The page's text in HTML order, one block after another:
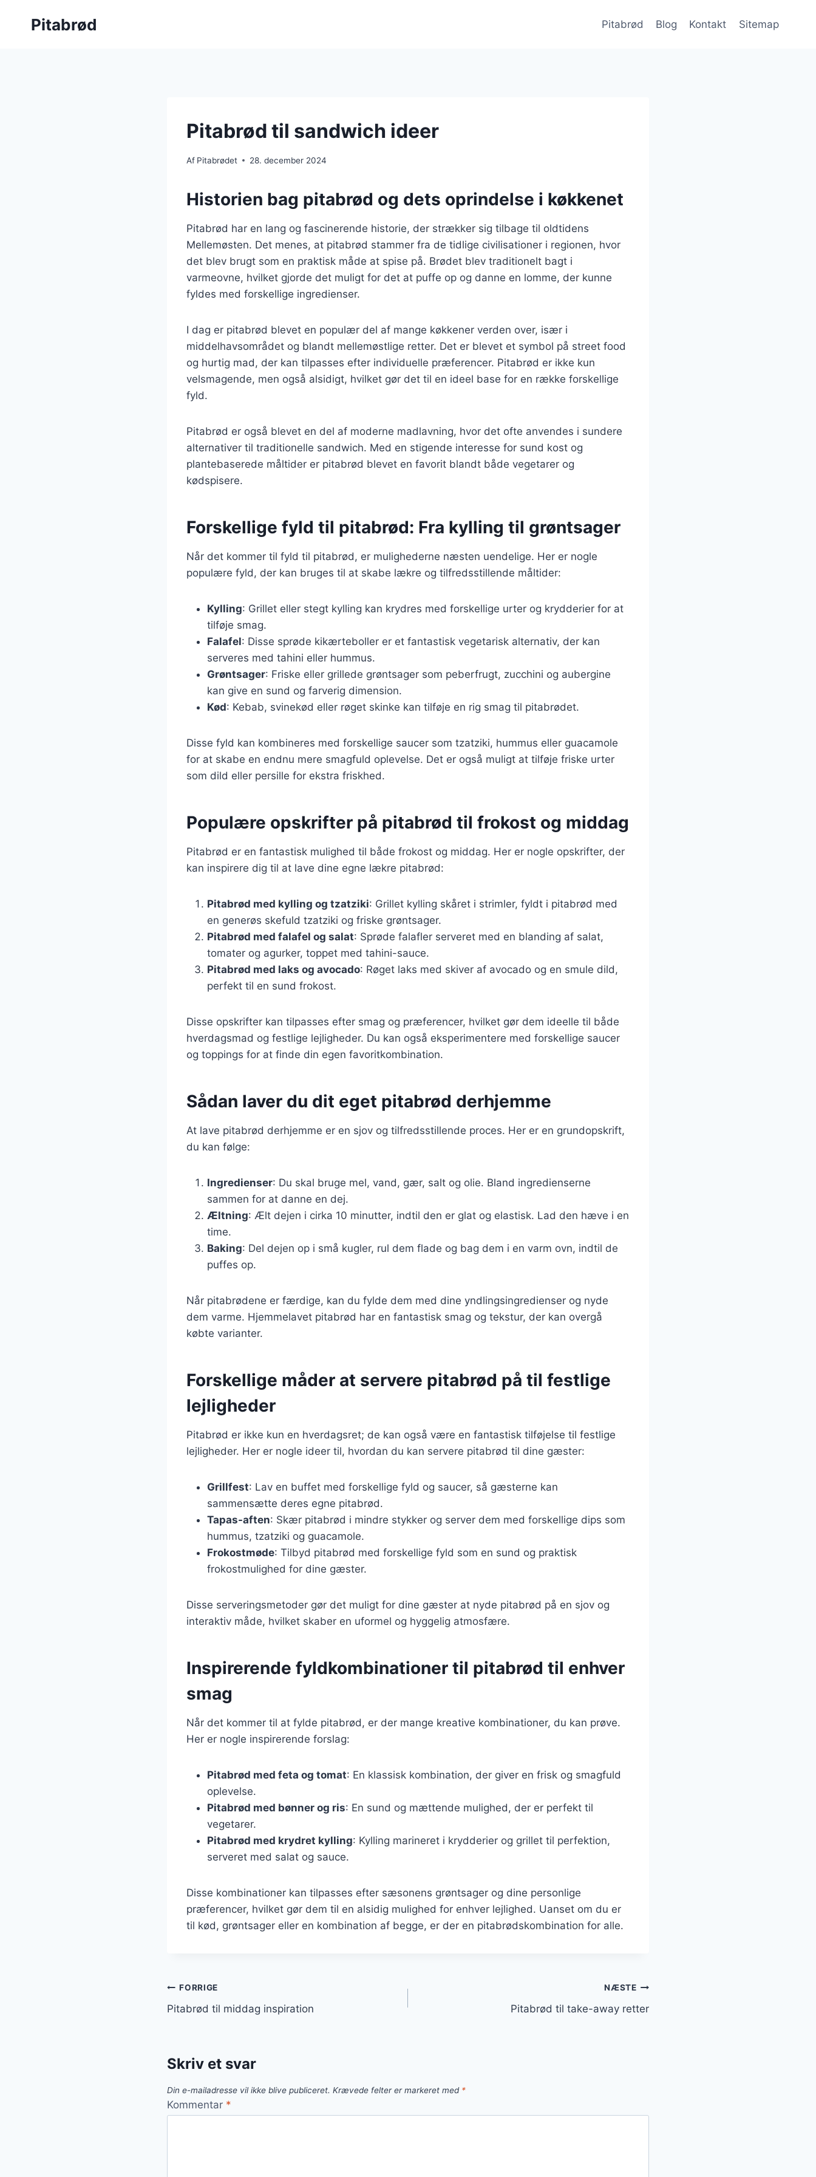
Pitabrød Pitabrød Blog Kontakt Sitemap
Pitabrød til sandwich ideer
Af Pitabrødet 28. december 2024
Historien bag pitabrød og dets oprindelse i køkkenet
Pitabrød har en lang og fascinerende historie, der strækker sig tilbage til oldtidens
Mellemøsten. Det menes, at pitabrød stammer fra de tidlige civilisationer i regionen, hvor
det blev brugt som en praktisk måde at spise på. Brødet blev traditionelt bagt i
varmeovne, hvilket gjorde det muligt for det at puffe op og danne en lomme, der kunne
fyldes med forskellige ingredienser.
I dag er pitabrød blevet en populær del af mange køkkener verden over, især i
middelhavsområdet og blandt mellemøstlige retter. Det er blevet et symbol på street food
og hurtig mad, der kan tilpasses efter individuelle præferencer. Pitabrød er ikke kun
velsmagende, men også alsidigt, hvilket gør det til en ideel base for en række forskellige
fyld.
Pitabrød er også blevet en del af moderne madlavning, hvor det ofte anvendes i sundere
alternativer til traditionelle sandwich. Med en stigende interesse for sund kost og
plantebaserede måltider er pitabrød blevet en favorit blandt både vegetarer og
kødspisere.
Forskellige fyld til pitabrød: Fra kylling til grøntsager
Når det kommer til fyld til pitabrød, er mulighederne næsten uendelige. Her er nogle
populære fyld, der kan bruges til at skabe lækre og tilfredsstillende måltider:
Kylling: Grillet eller stegt kylling kan krydres med forskellige urter og krydderier for at
tilføje smag.
Falafel: Disse sprøde kikærteboller er et fantastisk vegetarisk alternativ, der kan
serveres med tahini eller hummus.
Grøntsager: Friske eller grillede grøntsager som peberfrugt, zucchini og aubergine
kan give en sund og farverig dimension.
Kød: Kebab, svinekød eller røget skinke kan tilføje en rig smag til pitabrødet.
Disse fyld kan kombineres med forskellige saucer som tzatziki, hummus eller guacamole
for at skabe en endnu mere smagfuld oplevelse. Det er også muligt at tilføje friske urter
som dild eller persille for ekstra friskhed.
Populære opskrifter på pitabrød til frokost og middag
Pitabrød er en fantastisk mulighed til både frokost og middag. Her er nogle opskrifter, der
kan inspirere dig til at lave dine egne lækre pitabrød:
Pitabrød med kylling og tzatziki: Grillet kylling skåret i strimler, fyldt i pitabrød med
en generøs skefuld tzatziki og friske grøntsager.
Pitabrød med falafel og salat: Sprøde falafler serveret med en blanding af salat,
tomater og agurker, toppet med tahini-sauce.
Pitabrød med laks og avocado: Røget laks med skiver af avocado og en smule dild,
perfekt til en sund frokost.
Disse opskrifter kan tilpasses efter smag og præferencer, hvilket gør dem ideelle til både
hverdagsmad og festlige lejligheder. Du kan også eksperimentere med forskellige saucer
og toppings for at finde din egen favoritkombination.
Sådan laver du dit eget pitabrød derhjemme
At lave pitabrød derhjemme er en sjov og tilfredsstillende proces. Her er en grundopskrift,
du kan følge:
Ingredienser: Du skal bruge mel, vand, gær, salt og olie. Bland ingredienserne
sammen for at danne en dej.
Æltning: Ælt dejen i cirka 10 minutter, indtil den er glat og elastisk. Lad den hæve i en
time.
Baking: Del dejen op i små kugler, rul dem flade og bag dem i en varm ovn, indtil de
puffes op.
Når pitabrødene er færdige, kan du fylde dem med dine yndlingsingredienser og nyde
dem varme. Hjemmelavet pitabrød har en fantastisk smag og tekstur, der kan overgå
købte varianter.
Forskellige måder at servere pitabrød på til festlige
lejligheder
Pitabrød er ikke kun en hverdagsret; de kan også være en fantastisk tilføjelse til festlige
lejligheder. Her er nogle ideer til, hvordan du kan servere pitabrød til dine gæster:
Grillfest: Lav en buffet med forskellige fyld og saucer, så gæsterne kan
sammensætte deres egne pitabrød.
Tapas-aften: Skær pitabrød i mindre stykker og server dem med forskellige dips som
hummus, tzatziki og guacamole.
Frokostmøde: Tilbyd pitabrød med forskellige fyld som en sund og praktisk
frokostmulighed for dine gæster.
Disse serveringsmetoder gør det muligt for dine gæster at nyde pitabrød på en sjov og
interaktiv måde, hvilket skaber en uformel og hyggelig atmosfære.
Inspirerende fyldkombinationer til pitabrød til enhver
smag
Når det kommer til at fylde pitabrød, er der mange kreative kombinationer, du kan prøve.
Her er nogle inspirerende forslag:
Pitabrød med feta og tomat: En klassisk kombination, der giver en frisk og smagfuld
oplevelse.
Pitabrød med bønner og ris: En sund og mættende mulighed, der er perfekt til
vegetarer.
Pitabrød med krydret kylling: Kylling marineret i krydderier og grillet til perfektion,
serveret med salat og sauce.
Disse kombinationer kan tilpasses efter sæsonens grøntsager og dine personlige
præferencer, hvilket gør dem til en alsidig mulighed for enhver lejlighed. Uanset om du er
til kød, grøntsager eller en kombination af begge, er der en pitabrødskombination for alle.
Indlægsnavigation
FORRIGE
Pitabrød til middag inspiration
NÆSTE
Pitabrød til take-away retter
Skriv et svar
Din e-mailadresse vil ikke blive publiceret. Krævede felter er markeret med *
Kommentar *